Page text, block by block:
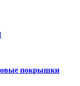
покрышки